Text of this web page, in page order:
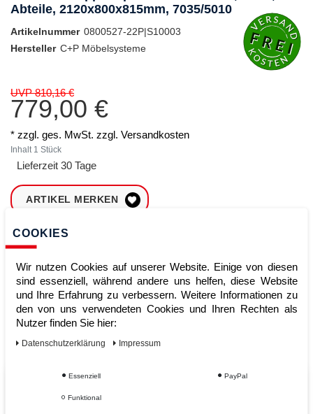
Abteile, 2120x800x815mm, 7035/5010
Artikelnummer 0800527-22P|S10003
Hersteller C+P Möbelsysteme
UVP 810,16 €
779,00 €
* zzgl. ges. MwSt. zzgl. Versandkosten
Inhalt 1 Stück
Lieferzeit 30 Tage
ARTIKEL MERKEN
ZUM WARENKORB
Sofort lieferbar
Kauf auf Rechnung
COOKIES
Wir nutzen Cookies auf unserer Website. Einige von diesen
sind essenziell, während andere uns helfen, diese Website
und Ihre Erfahrung zu verbessern. Weitere Informationen zu
den von uns verwendeten Cookies und Ihren Rechten als
Nutzer finden Sie hier:
Daten­schutz­erklärung Impressum
Essenziell PayPal
Funktional